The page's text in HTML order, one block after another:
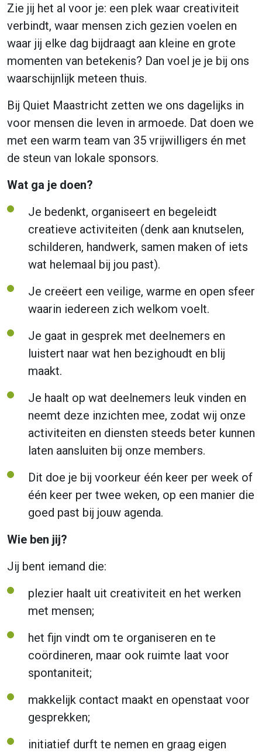
Zie jij het al voor je: een plek waar creativiteit
verbindt, waar mensen zich gezien voelen en
waar jij elke dag bijdraagt aan kleine en grote
momenten van betekenis? Dan voel je je bij ons
waarschijnlijk meteen thuis.
Bij Quiet Maastricht zetten we ons dagelijks in
voor mensen die leven in armoede. Dat doen we
met een warm team van 35 vrijwilligers én met
de steun van lokale sponsors.
Wat ga je doen?
Je bedenkt, organiseert en begeleidt
creatieve activiteiten (denk aan knutselen,
schilderen, handwerk, samen maken of iets
wat helemaal bij jou past).
Je creëert een veilige, warme en open sfeer
waarin iedereen zich welkom voelt.
Je gaat in gesprek met deelnemers en
luistert naar wat hen bezighoudt en blij
maakt.
Je haalt op wat deelnemers leuk vinden en
neemt deze inzichten mee, zodat wij onze
activiteiten en diensten steeds beter kunnen
laten aansluiten bij onze members.
Dit doe je bij voorkeur één keer per week of
één keer per twee weken, op een manier die
goed past bij jouw agenda.
Wie ben jij?
Jij bent iemand die:
plezier haalt uit creativiteit en het werken
met mensen;
het fijn vindt om te organiseren en te
coördineren, maar ook ruimte laat voor
spontaniteit;
makkelijk contact maakt en openstaat voor
gesprekken;
initiatief durft te nemen en graag eigen